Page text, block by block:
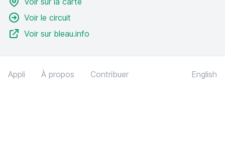
Voir le circuit
Voir sur bleau.info
Appli À propos Contribuer English